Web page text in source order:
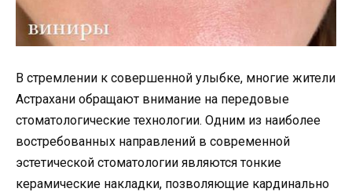
В стремлении к совершенной улыбке, многие жители
Астрахани обращают внимание на передовые
стоматологические технологии. Одним из наиболее
востребованных направлений в современной
эстетической стоматологии являются тонкие
керамические накладки, позволяющие кардинально